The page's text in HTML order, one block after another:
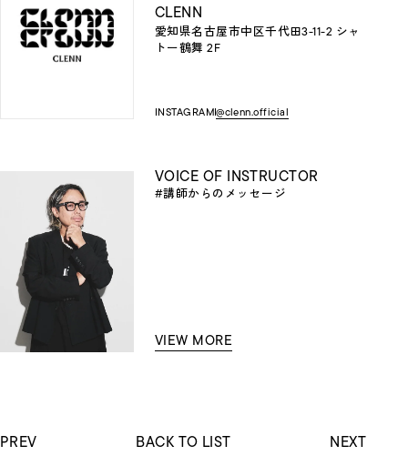
CLENN
愛知県名古屋市中区千代田3-11-2 シャ
トー鶴舞 2F
INSTAGRAM@clenn.official
VOICE OF INSTRUCTOR
#講師からのメッセージ
VIEW MORE
PREV BACK TO LIST NEXT